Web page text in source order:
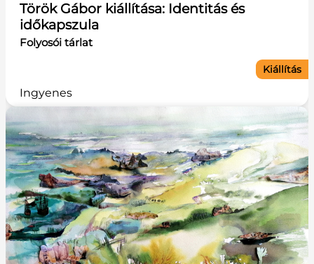
Török Gábor kiállítása: Identitás és
időkapszula
Folyosói tárlat
Ingyenes
Kiállítás